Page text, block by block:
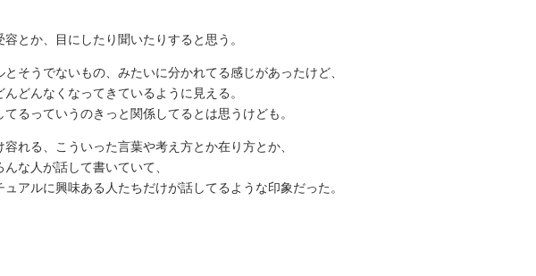
とか、目にしたり聞いたりすると思う。
そうでないもの、みたいに分かれてる感じがあったけど、
どんなくなってきているように見える。
るっていうのきっと関係してるとは思うけども。
れる、こういった言葉や考え方とか在り方とか、
な人が話して書いていて、
アルに興味ある人たちだけが話してるような印象だった。